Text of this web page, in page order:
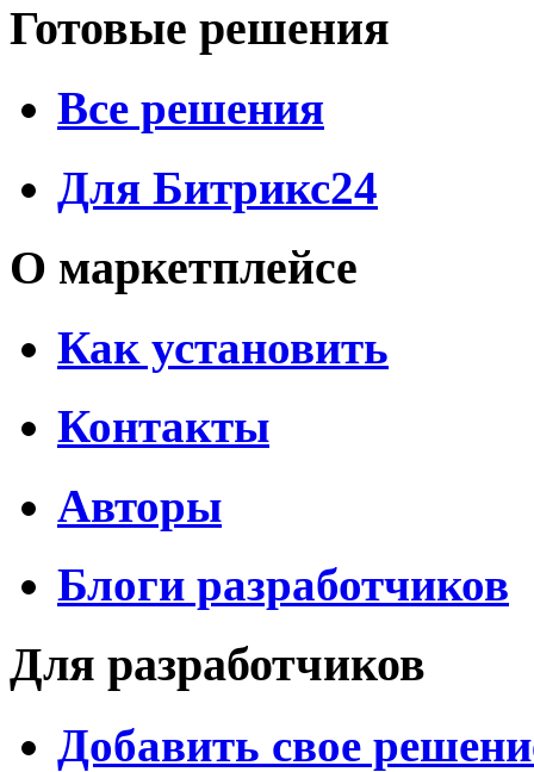
Готовые решения
Все решения
Для Битрикс24
О маркетплейсе
Как установить
Контакты
Авторы
Блоги разработчиков
Для разработчиков
Добавить свое